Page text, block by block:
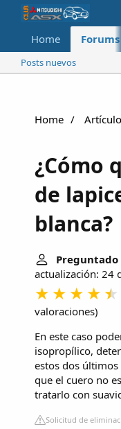
Home Forums
Posts nuevos
Home
¿Cómo
de
blanca?
Preguntado
actualización: 24
valoraciones)
En este caso
isopropílico,
estos dos últimos
que el cuero no
tratarlo con
Solicitud de